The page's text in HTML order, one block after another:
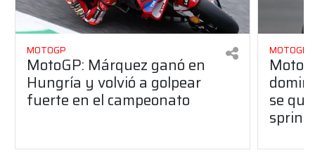
MOTOGP
MotoGP: Márquez ganó en
Hungría y volvió a golpear
fuerte en el campeonato
MOTOGP
se
sprint